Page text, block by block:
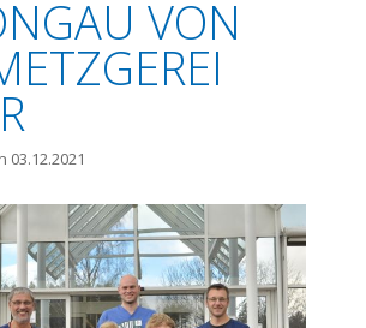
VON
03.12.2021